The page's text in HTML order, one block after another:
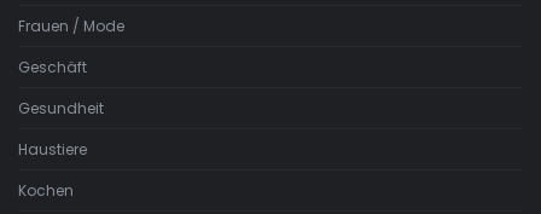
Frauen / Mode
Geschäft
Gesundheit
Haustiere
Kochen